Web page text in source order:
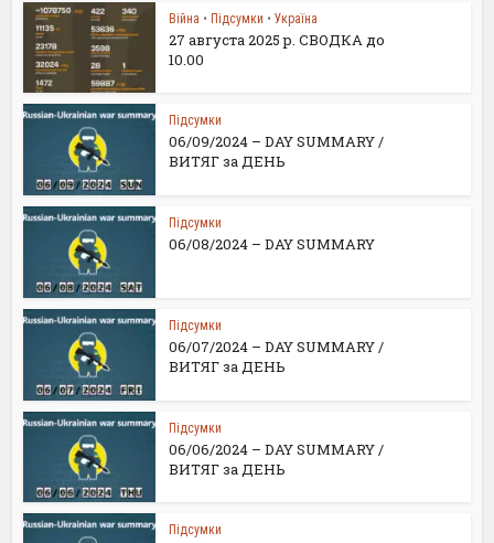
Війна • Підсумки • Україна
27 августа 2025 р. СВОДКА до
10.00
Підсумки
06/09/2024 – DAY SUMMARY /
ВИТЯГ за ДЕНЬ
Підсумки
06/08/2024 – DAY SUMMARY
Підсумки
06/07/2024 – DAY SUMMARY /
ВИТЯГ за ДЕНЬ
Підсумки
06/06/2024 – DAY SUMMARY /
ВИТЯГ за ДЕНЬ
Підсумки